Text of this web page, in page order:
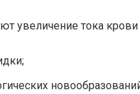
увеличение тока крови